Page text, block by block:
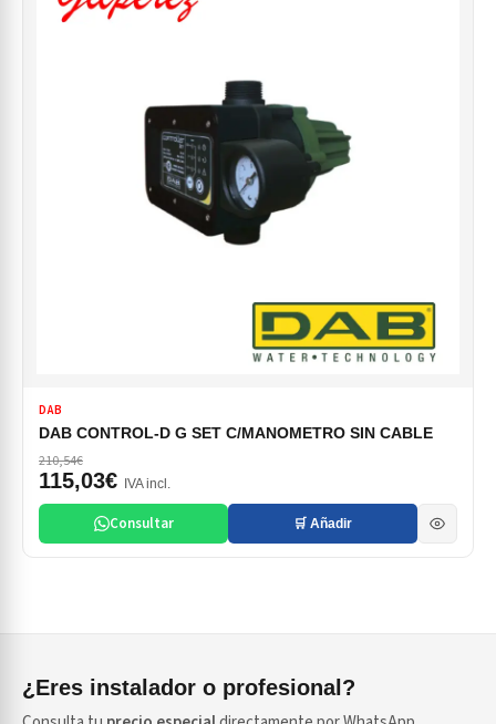
DAB
DAB CONTROL-D G SET C/MANOMETRO SIN CABLE
210,54€
115,03€ IVA incl.
Consultar 🛒 Añadir
¿Eres instalador o profesional?